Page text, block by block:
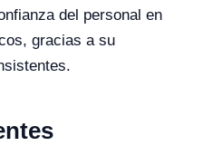
del personal en
gracias a su